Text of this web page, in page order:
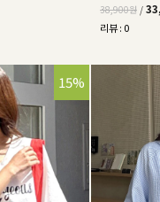
38,900원 /
리뷰 : 0
15%